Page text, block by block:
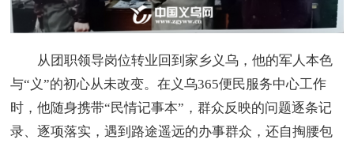
从团职领导岗位转业回到家乡义乌，他的军人本色
与“义”的初心从未改变。在义乌365便民服务中心工作
时，他随身携带“民情记事本”，群众反映的问题逐条记
录、逐项落实，遇到路途遥远的办事群众，还自掏腰包